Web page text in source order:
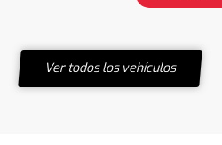
Ver todos los vehículos